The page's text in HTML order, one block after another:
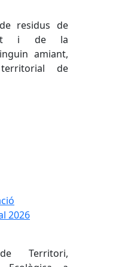
residus de
i de la
amiant,
de
d'habitatge al món rural
2026
Territori,